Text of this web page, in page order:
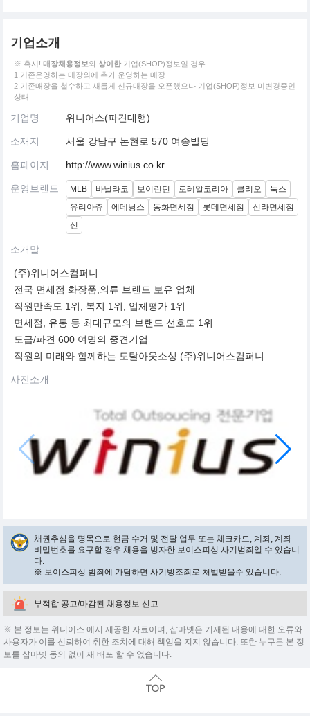
기업소개
※ 혹시! 매장채용정보와 상이한 기업(SHOP)정보일 경우
1.기존운영하는 매장외에 추가 운영하는 매장
2.기존매장을 철수하고 새롭게 신규매장을 오픈했으나 기업(SHOP)정보 미변경중인
상태
기업명 위니어스(파견대행)
소재지 서울 강남구 논현로 570 여송빌딩
홈페이지 http://www.winius.co.kr
운영브랜드 MLB 바닐라코 보이런던 로레알코리아 클리오
눅스
유리아쥬
에데낭스 동화면세점 롯데면세점
신라면세점
신
소개말
(주)위니어스컴퍼니
전국 면세점 화장품,의류 브랜드 보유 업체
직원만족도 1위, 복지 1위, 업체평가 1위
면세점, 유통 등 최대규모의 브랜드 선호도 1위
도급/파견 600 여명의 중견기업
직원의 미래와 함께하는 토탈아웃소싱 (주)위니어스컴퍼니
사진소개
채권추심을 명목으로 현금 수거 및 전달 업무 또는 체크카드, 계좌, 계좌
비밀번호를 요구할 경우 채용을 빙자한 보이스피싱 사기범죄일 수 있습니
다.
※ 보이스피싱 범죄에 가담하면 사기방조죄로 처벌받을수 있습니다.
부적합 공고/마감된 채용정보 신고
※ 본 정보는 위니어스 에서 제공한 자료이며, 샵마넷은 기재된 내용에 대한 오류와
사용자가 이를 신뢰하여 취한 조치에 대해 책임을 지지 않습니다. 또한 누구든 본 정
보를 샵마넷 동의 없이 재 배포 할 수 없습니다.